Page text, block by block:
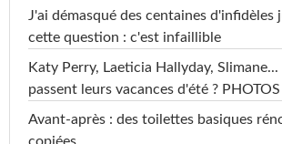
J'ai démasqué des centaines d'infidèles
cette question : c'est infaillible
Katy Perry, Laeticia Hallyday,
passent leurs vacances d'été ? PHOTOS
Avant-après : des toilettes basiques